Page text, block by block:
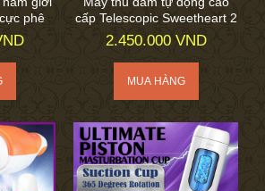
phê
cấp Telescopic Sweetheart 2
2.450.000 VND